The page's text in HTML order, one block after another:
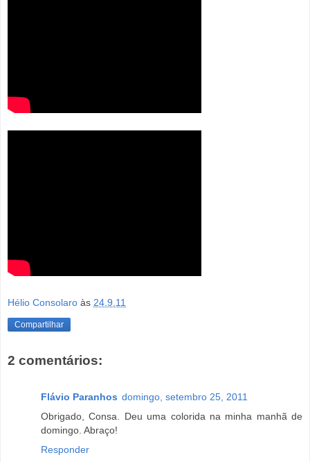
Hélio Consolaro às 24.9.11
Compartilhar
2 comentários:
Flávio Paranhos domingo, setembro 25, 2011
Obrigado, Consa. Deu uma colorida na minha manhã de
domingo. Abraço!
Responder